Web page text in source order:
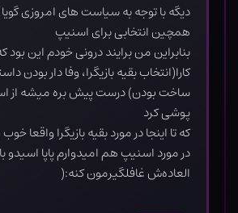
دیگه با توجه به سیاست های امروزی گویا
همچین انتخابی برای اسنیپ
بنابراین من برایند درونی خودم این بود
کارا(انتخاب بقیه بازیگرا، وفا دار بودن
ساخت بودن) درست پیش بره میشه از
پوشی کرد
که تا اینجا در مورد بقیه بازیگرا واقعا
در مورد اسنیپ هم امیدوارم پاپا اسیدو
العاده‌ش غافلگیرمون کنه:(